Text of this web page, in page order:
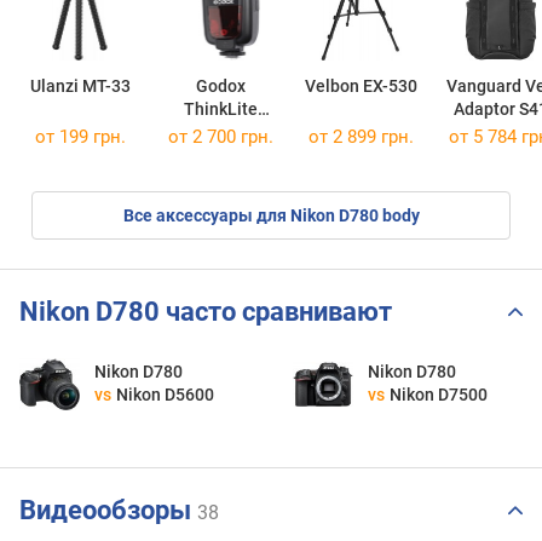
Ulanzi MT-33
Godox
ThinkLite
TT685
Velbon EX-530
Vanguard
Adaptor
от 199 грн. от 2 700 грн. от 2 899 грн. от 5 784
Все аксессуары для Nikon D780 body
Nikon D780 часто сравнивают
Nikon D780
vs Nikon D5600
Nikon D780
vs Nikon D7500
Видеообзоры 38